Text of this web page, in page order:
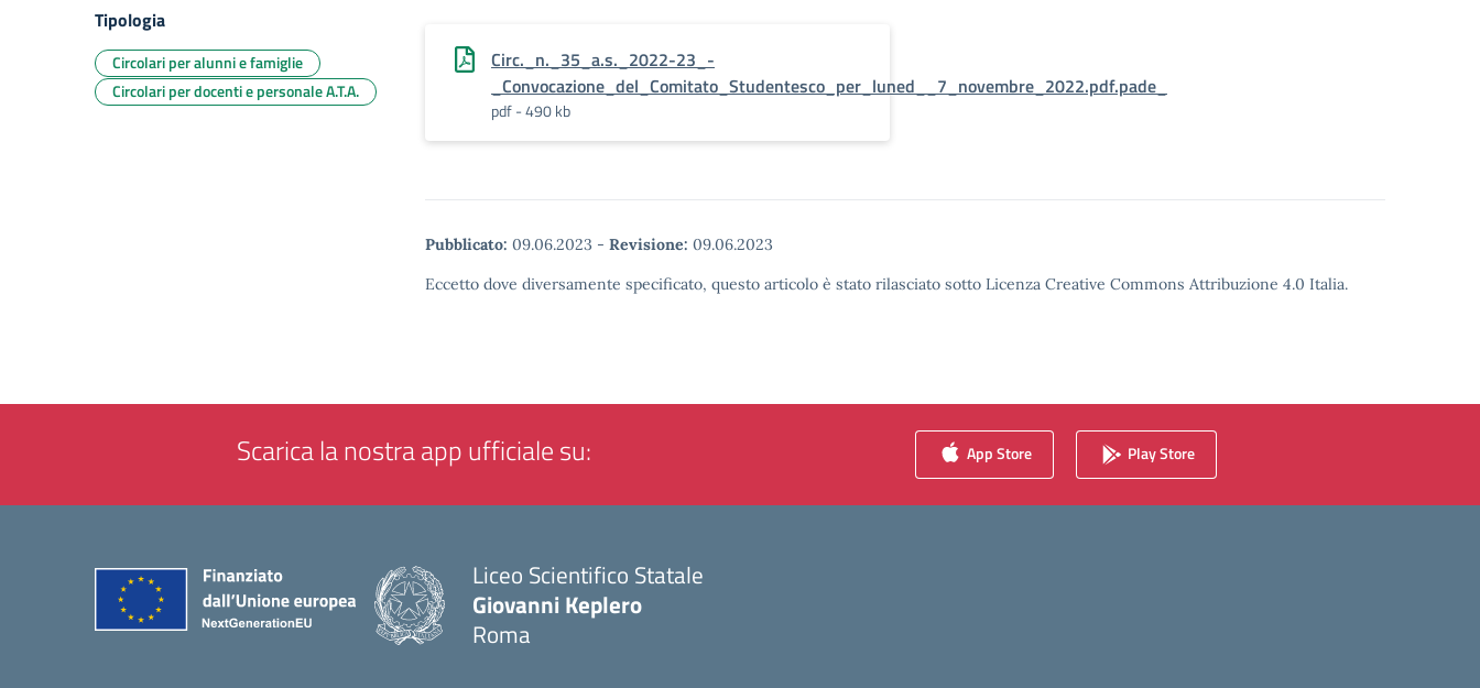
Circ._n._35_a.s._2022-23_-
_Convocazione_del_Comitato_Studentesco_per_luned__7_novembre_2022.pdf.pade_
pdf - 490 kb
Pubblicato: 09.06.2023 - Revisione: 09.06.2023
Eccetto dove diversamente specificato, questo articolo è stato rilasciato sotto Licenza Creative Commons Attribuzione 4.0 Italia.
Tipologia
Circolari per alunni e famiglie
Circolari per docenti e personale A.T.A.
Scarica la nostra app ufficiale su: App Store Play Store
Liceo Scientifico Statale
Giovanni Keplero
Roma